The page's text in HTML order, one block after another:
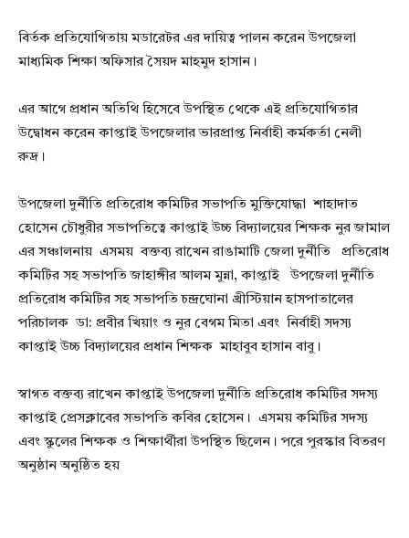
বির্তক প্রতিযোগিতায় মডারেটর এর দায়িত্ব পালন করেন উপজেলা
মাধ্যমিক শিক্ষা অফিসার সৈয়দ মাহমুদ হাসান।
এর আগে প্রধান অতিথি হিসেবে উপস্থিত থেকে এই প্রতিযোগিতার
উদ্বোধন করেন কাপ্তাই উপজেলার ভারপ্রাপ্ত নির্বাহী কর্মকর্তা নেলী
রুদ্র।
উপজেলা দুর্নীতি প্রতিরোধ কমিটির সভাপতি মুক্তিযোদ্ধা শাহাদাত
হোসেন চৌধুরীর সভাপতিত্বে কাপ্তাই উচ্চ বিদ্যালয়ের শিক্ষক নুর জামাল
এর সঞ্চালনায় এসময় বক্তব্য রাখেন রাঙামাটি জেলা দুর্নীতি প্রতিরোধ
কমিটির সহ সভাপতি জাহাঙ্গীর আলম মুন্না, কাপ্তাই উপজেলা দুর্নীতি
প্রতিরোধ কমিটির সহ সভাপতি চন্দ্রঘোনা খ্রীস্টিয়ান হাসপাতালের
পরিচালক ডা: প্রবীর খিয়াং ও নুর বেগম মিতা এবং নির্বাহী সদস্য
কাপ্তাই উচ্চ বিদ্যালয়ের প্রধান শিক্ষক মাহাবুব হাসান বাবু।
স্বাগত বক্তব্য রাখেন কাপ্তাই উপজেলা দুর্নীতি প্রতিরোধ কমিটির সদস্য
কাপ্তাই প্রেসক্লাবের সভাপতি কবির হোসেন। এসময় কমিটির সদস্য
এবং স্কুলের শিক্ষক ও শিক্ষার্থীরা উপস্থিত ছিলেন। পরে পুরস্কার বিতরণ
অনুষ্ঠান অনুষ্ঠিত হয়